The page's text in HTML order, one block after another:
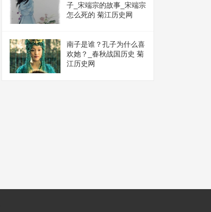
子_宋端宗的故事_宋端宗
怎么死的 菊江历史网
南子是谁？孔子为什么喜
欢她？_春秋战国历史 菊
江历史网